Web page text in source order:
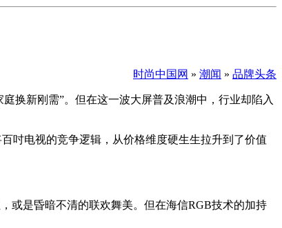
时尚中国网 » 潮闻 » 品牌头条
换新刚需”。但在这一波大屏普及浪潮中，行业却陷入
吋电视的竞争逻辑，从价格维度硬生生拉升到了价值
或是昏暗不清的联欢舞美。但在海信RGB技术的加持